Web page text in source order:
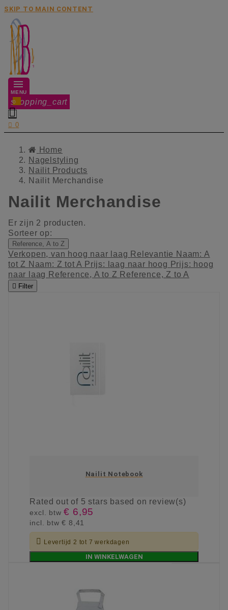
SKIP TO MAIN CONTENT
MENU
shopping_cart
0

 0
Home
Nagelstyling
Nailit Products
Nailit Merchandise
Nailit Merchandise
Er zijn 2 producten.
Sorteer op:
Reference, A to Z
Verkopen, van hoog naar laag Relevantie Naam: A
tot Z Naam: Z tot A Prijs: laag naar hoog Prijs: hoog
naar laag Reference, A to Z Reference, Z to A
 Filter
Nailit Notebook
Ratedout of 5 stars based on review(s)
excl. btw€ 6,95
incl. btw€ 8,41
 Levertijd 2 tot 7 werkdagen
IN WINKELWAGEN